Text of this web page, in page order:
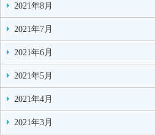
2021年8月
2021年7月
2021年6月
2021年5月
2021年4月
2021年3月